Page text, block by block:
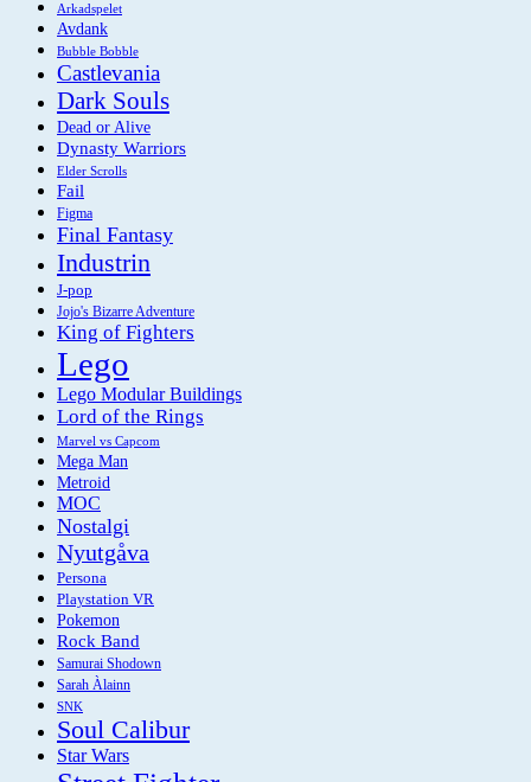
Arkadspelet
Avdank
Bubble Bobble
Castlevania
Dark Souls
Dead or Alive
Dynasty Warriors
Elder Scrolls
Fail
Figma
Final Fantasy
Industrin
J-pop
Jojo's Bizarre Adventure
King of Fighters
Lego
Lego Modular Buildings
Lord of the Rings
Marvel vs Capcom
Mega Man
Metroid
MOC
Nostalgi
Nyutgåva
Persona
Playstation VR
Pokemon
Rock Band
Samurai Shodown
Sarah Àlainn
SNK
Soul Calibur
Star Wars